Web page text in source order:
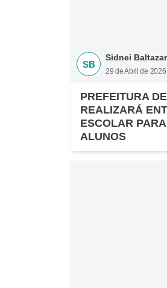
SB
Sidnei
29 de Abril de 2026
PREFEITURA
REALIZARÁ
ESCOLAR
ALUNOS